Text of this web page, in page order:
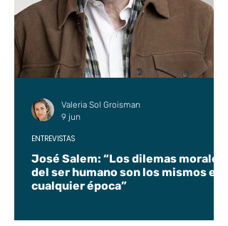
José Salem: “Los dilemas morales
del ser humano son los mismos en
cualquier época”
ENTREVISTAS
Valeria Sol Groisman
9 jun